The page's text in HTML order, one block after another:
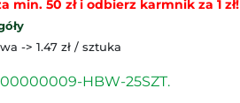
min. 50 zł i odbierz karmnik za 1 zł!
-> 1.47 zł / sztuka
HBW-25SZT.